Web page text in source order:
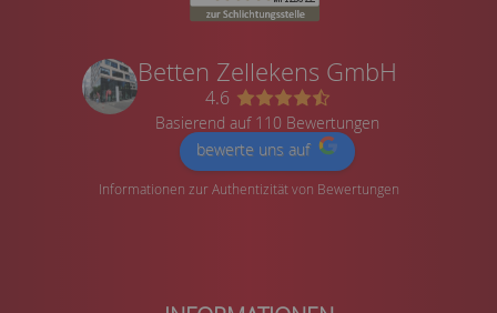
Betten Zellekens GmbH
4.6
Basierend auf 110 Bewertungen
bewerte uns auf
Informationen zur Authentizität von Bewertungen